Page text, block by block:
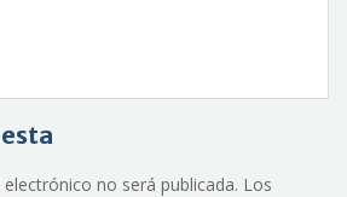
no será publicada. Los